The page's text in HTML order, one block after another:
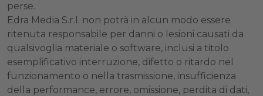
perse.
Edra Media S.r.l. non potrà in alcun modo essere
ritenuta responsabile per danni o lesioni causati da
qualsivoglia materiale o software, inclusi a titolo
esemplificativo interruzione, difetto o ritardo nel
funzionamento o nella trasmissione, insufficienza
della performance, errore, omissione, perdita di dati,